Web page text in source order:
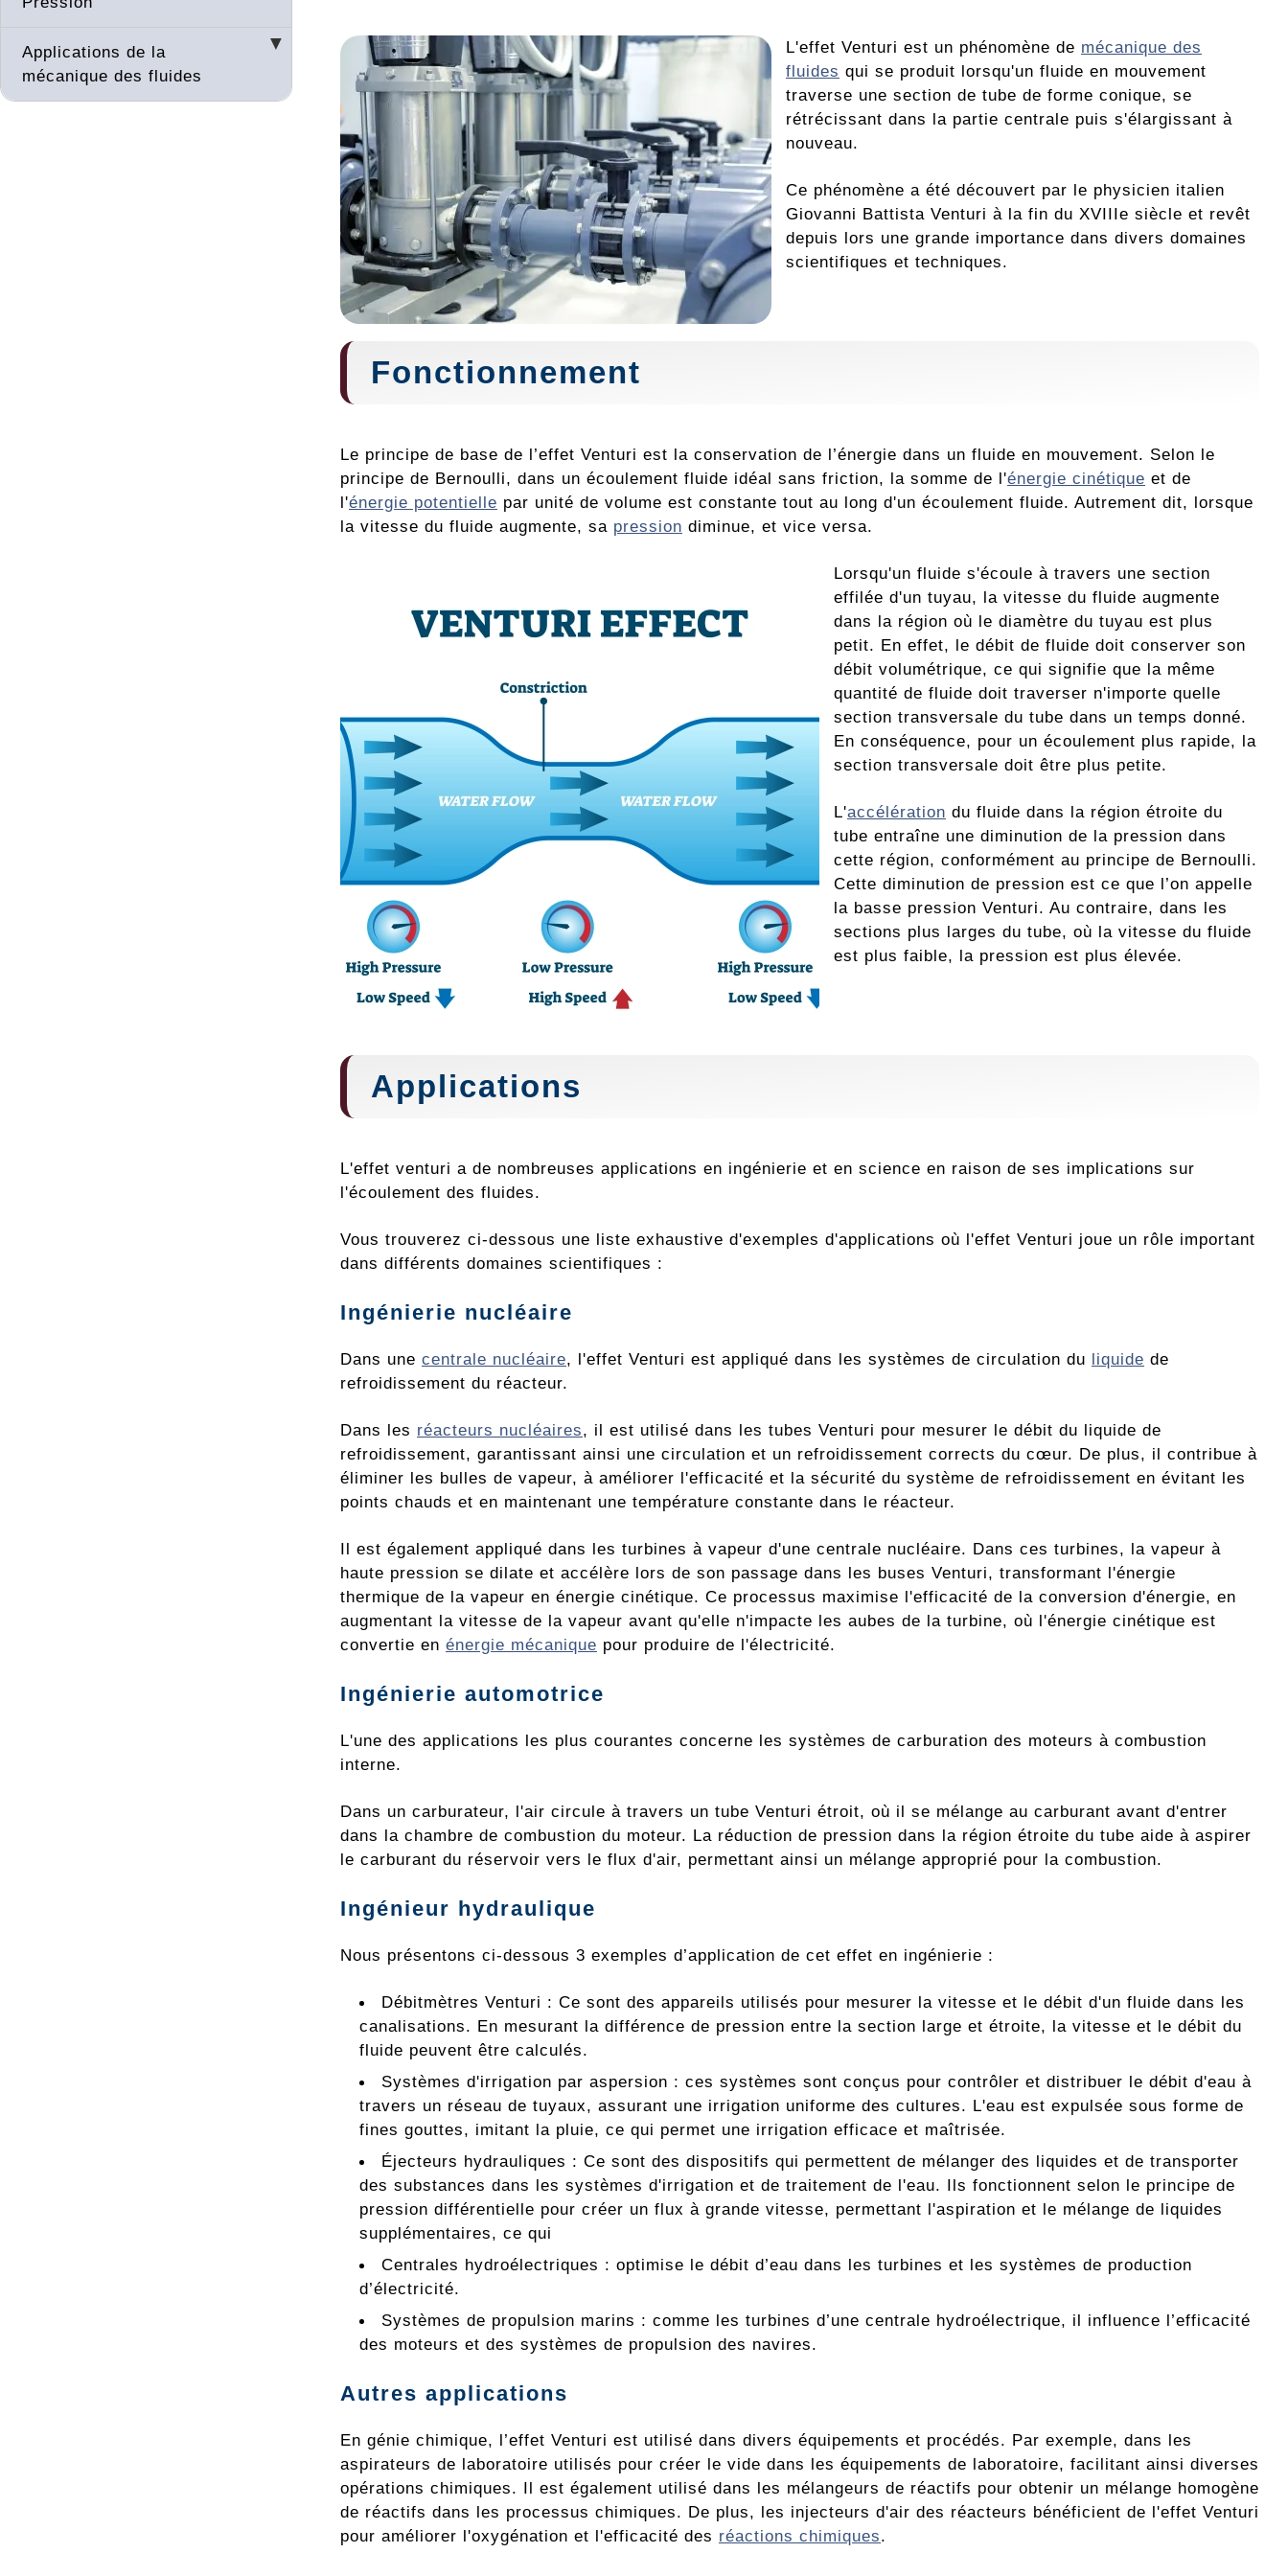
Applications de la
mécanique des fluides
L'effet Venturi est un phénomène de mécanique des
fluides qui se produit lorsqu'un fluide en mouvement
traverse une section de tube de forme conique, se
rétrécissant dans la partie centrale puis s'élargissant à
nouveau.
Ce phénomène a été découvert par le physicien italien
Giovanni Battista Venturi à la fin du XVIIIe siècle et revêt
depuis lors une grande importance dans divers domaines
scientifiques et techniques.
Fonctionnement
Le principe de base de l’effet Venturi est la conservation de l’énergie dans un fluide en mouvement. Selon le
principe de Bernoulli, dans un écoulement fluide idéal sans friction, la somme de l'énergie cinétique et de
l'énergie potentielle par unité de volume est constante tout au long d'un écoulement fluide. Autrement dit, lorsque
la vitesse du fluide augmente, sa pression diminue, et vice versa.
Lorsqu'un fluide s'écoule à travers une section
effilée d'un tuyau, la vitesse du fluide augmente
dans la région où le diamètre du tuyau est plus
petit. En effet, le débit de fluide doit conserver son
débit volumétrique, ce qui signifie que la même
quantité de fluide doit traverser n'importe quelle
section transversale du tube dans un temps donné.
En conséquence, pour un écoulement plus rapide, la
section transversale doit être plus petite.
L'accélération du fluide dans la région étroite du
tube entraîne une diminution de la pression dans
cette région, conformément au principe de Bernoulli.
Cette diminution de pression est ce que l’on appelle
la basse pression Venturi. Au contraire, dans les
sections plus larges du tube, où la vitesse du fluide
est plus faible, la pression est plus élevée.
Applications
L'effet venturi a de nombreuses applications en ingénierie et en science en raison de ses implications sur
l'écoulement des fluides.
Vous trouverez ci-dessous une liste exhaustive d'exemples d'applications où l'effet Venturi joue un rôle important
dans différents domaines scientifiques :
Ingénierie nucléaire
Dans une centrale nucléaire, l'effet Venturi est appliqué dans les systèmes de circulation du liquide de
refroidissement du réacteur.
Dans les réacteurs nucléaires, il est utilisé dans les tubes Venturi pour mesurer le débit du liquide de
refroidissement, garantissant ainsi une circulation et un refroidissement corrects du cœur. De plus, il contribue à
éliminer les bulles de vapeur, à améliorer l'efficacité et la sécurité du système de refroidissement en évitant les
points chauds et en maintenant une température constante dans le réacteur.
Il est également appliqué dans les turbines à vapeur d'une centrale nucléaire. Dans ces turbines, la vapeur à
haute pression se dilate et accélère lors de son passage dans les buses Venturi, transformant l'énergie
thermique de la vapeur en énergie cinétique. Ce processus maximise l'efficacité de la conversion d'énergie, en
augmentant la vitesse de la vapeur avant qu'elle n'impacte les aubes de la turbine, où l'énergie cinétique est
convertie en énergie mécanique pour produire de l'électricité.
Ingénierie automotrice
L'une des applications les plus courantes concerne les systèmes de carburation des moteurs à combustion
interne.
Dans un carburateur, l'air circule à travers un tube Venturi étroit, où il se mélange au carburant avant d'entrer
dans la chambre de combustion du moteur. La réduction de pression dans la région étroite du tube aide à aspirer
le carburant du réservoir vers le flux d'air, permettant ainsi un mélange approprié pour la combustion.
Ingénieur hydraulique
Nous présentons ci-dessous 3 exemples d’application de cet effet en ingénierie :
Débitmètres Venturi : Ce sont des appareils utilisés pour mesurer la vitesse et le débit d'un fluide dans les
canalisations. En mesurant la différence de pression entre la section large et étroite, la vitesse et le débit du
fluide peuvent être calculés.
Systèmes d'irrigation par aspersion : ces systèmes sont conçus pour contrôler et distribuer le débit d'eau à
travers un réseau de tuyaux, assurant une irrigation uniforme des cultures. L'eau est expulsée sous forme de
fines gouttes, imitant la pluie, ce qui permet une irrigation efficace et maîtrisée.
Éjecteurs hydrauliques : Ce sont des dispositifs qui permettent de mélanger des liquides et de transporter
des substances dans les systèmes d'irrigation et de traitement de l'eau. Ils fonctionnent selon le principe de
pression différentielle pour créer un flux à grande vitesse, permettant l'aspiration et le mélange de liquides
supplémentaires, ce qui
Centrales hydroélectriques : optimise le débit d’eau dans les turbines et les systèmes de production
d’électricité.
Systèmes de propulsion marins : comme les turbines d’une centrale hydroélectrique, il influence l’efficacité
des moteurs et des systèmes de propulsion des navires.
Autres applications
En génie chimique, l’effet Venturi est utilisé dans divers équipements et procédés. Par exemple, dans les
aspirateurs de laboratoire utilisés pour créer le vide dans les équipements de laboratoire, facilitant ainsi diverses
opérations chimiques. Il est également utilisé dans les mélangeurs de réactifs pour obtenir un mélange homogène
de réactifs dans les processus chimiques. De plus, les injecteurs d'air des réacteurs bénéficient de l'effet Venturi
pour améliorer l'oxygénation et l'efficacité des réactions chimiques.